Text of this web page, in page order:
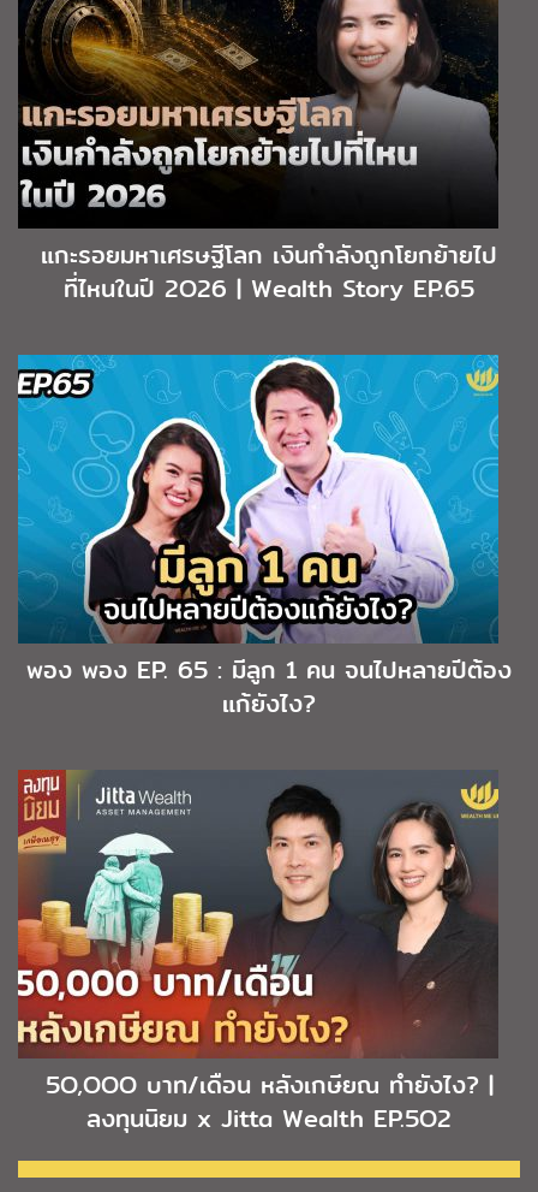
แกะรอยมหาเศรษฐีโลก เงินกำลังถูกโยกย้ายไป
ที่ไหนในปี 2O26 | Wealth Story EP.65
พอง พอง EP. 65 : มีลูก 1 คน จนไปหลายปีต้อง
แก้ยังไง?
5O,OOO บาท/เดือน หลังเกษียณ ทำยังไง? |
ลงทุนนิยม x Jitta Wealth EP.5O2